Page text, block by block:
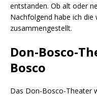
entstanden. Ob alt oder
Nachfolgend habe ich
zusammengestellt.
Don-Bosco-
Bosco
Das Don-Bosco-Theater